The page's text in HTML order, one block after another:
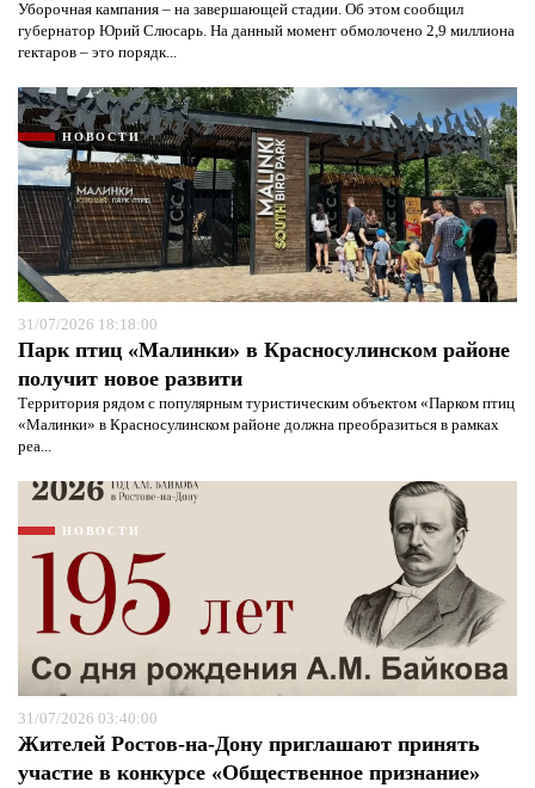
Уборочная кампания – на завершающей стадии. Об этом сообщил
губернатор Юрий Слюсарь. На данный момент обмолочено 2,9 миллиона
гектаров – это порядк...
НОВОСТИ
31/07/2026 18:18:00
Парк птиц «Малинки» в Красносулинском районе
получит новое развити
Территория рядом с популярным туристическим объектом «Парком птиц
«Малинки» в Красносулинском районе должна преобразиться в рамках
реа...
НОВОСТИ
31/07/2026 03:40:00
Жителей Ростов-на-Дону приглашают принять
участие в конкурсе «Общественное признание»